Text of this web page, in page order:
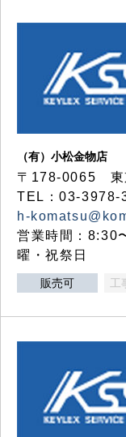
（有）小松金物店
〒178-0065 東
TEL：03-3978-
h-
営業時間：8:30
曜・祝祭日
販売可 工